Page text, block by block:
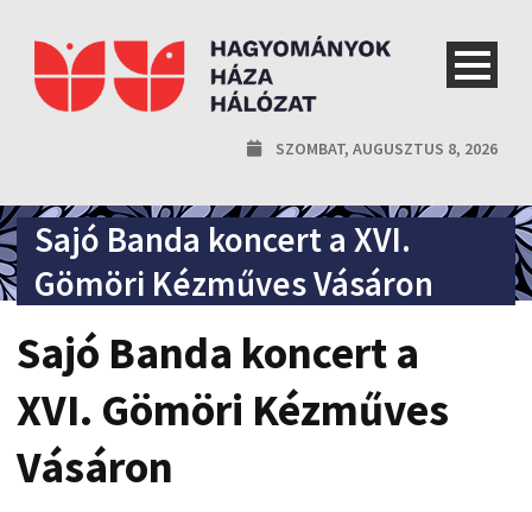
SZOMBAT, AUGUSZTUS 8, 2026
Sajó Banda koncert a XVI.
Gömöri Kézműves Vásáron
Sajó Banda koncert a
XVI. Gömöri Kézműves
Vásáron